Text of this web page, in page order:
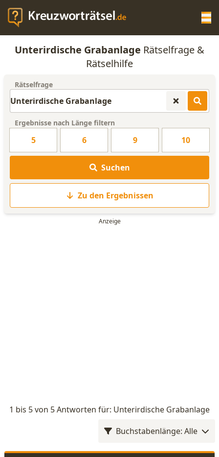
KREUZWORTRÄTSEL-HILFE
ANAGRAMM-GENERATOR
WORTLISTE
Unterirdische Grabanlage Rätselfrage &
Rätselhilfe
Rätselfrage
Ergebnisse nach Länge filtern
5 6 9 10
Suchen
Zu den Ergebnissen
1 bis 5 von 5 Antworten für: Unterirdische Grabanlage
Buchstabenlänge: Alle